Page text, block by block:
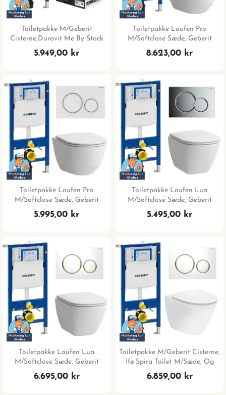
Toiletpakke M/Geberit
Cisterne,Duravit Me By Stack
Compact Toilet M/sæde Og...
5.949,00 kr
Toiletpakke Laufen Pro
M/softclose Sæde, Geberit
Sigma Cisterne, Hvid/messing
Trykplade
8.623,00 kr
Toiletpakke Laufen Pro
M/softclose Sæde, Geberit
Sigma Cisterne, Mathvid/hvid
Trykplade
5.995,00 kr
Toiletpakke Laufen Lua
M/softclose Sæde, Geberit
Sigma Cisterne, Krom Trykplade
5.495,00 kr
Toiletpakke Laufen Lua
M/softclose Sæde, Geberit
Sigma Cisterne, Hvid/guld
Trykplade
6.695,00 kr
Toiletpakke M/Geberit Cisterne,
Ifø Spira Toilet M/sæde, Og
Hvid/guld Trykplade
6.859,00 kr